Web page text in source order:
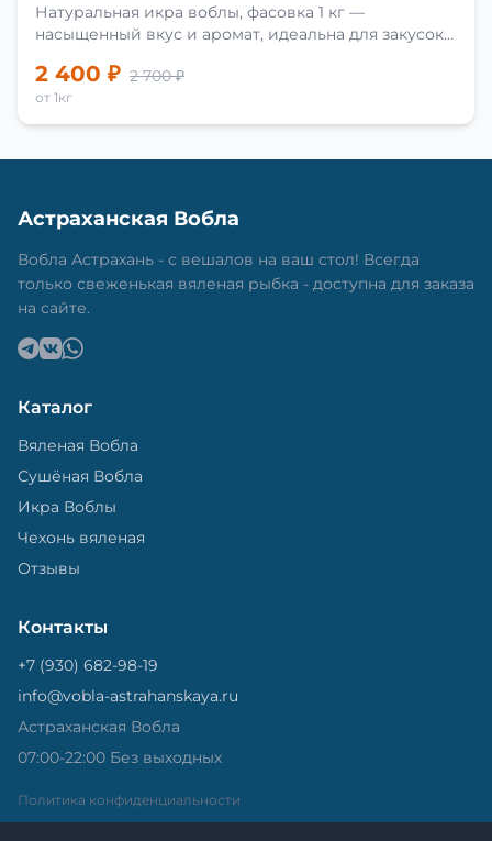
Натуральная икра воблы, фасовка 1 кг —
насыщенный вкус и аромат, идеальна для закусок
2 400 ₽ 2 700 ₽
от 1кг
Астраханская Вобла
Вобла Астрахань - с вешалов на ваш стол! Всегда
только свеженькая вяленая рыбка - доступна для заказа
на сайте.
Каталог
Вяленая Вобла
Сушёная Вобла
Икра Воблы
Чехонь вяленая
Отзывы
Контакты
+7 (930) 682-98-19
info@vobla-astrahanskaya.ru
Астраханская Вобла
07:00-22:00 Без выходных
Политика конфиденциальности